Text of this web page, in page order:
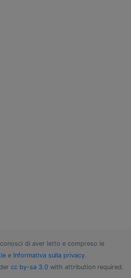
di aver letto e compreso le
e Informativa sulla privacy.
cc by-sa 3.0 with attribution required.